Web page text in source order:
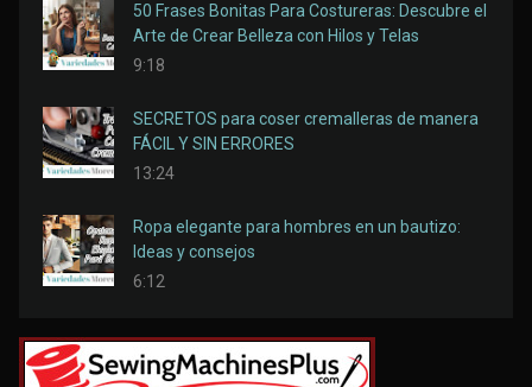
50 Frases Bonitas Para Costureras: Descubre el
Arte de Crear Belleza con Hilos y Telas
9:18
SECRETOS para coser cremalleras de manera
FÁCIL Y SIN ERRORES
13:24
Ropa elegante para hombres en un bautizo:
Ideas y consejos
6:12